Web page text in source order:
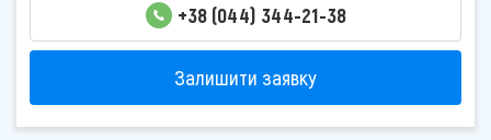
+38 (044) 344-21-38
Залишити заявку